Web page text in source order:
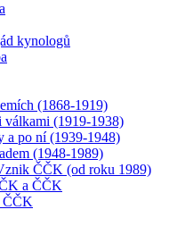
kynologů
(1868-1919)
(1919-1938)
a po ní (1939-1948)
(1948-1989)
ČČK (od roku 1989)
a ČČK
ČČK